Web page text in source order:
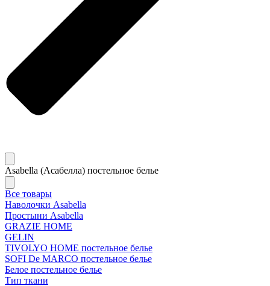
Asabella (Асабелла) постельное белье
Все товары
Наволочки Asabella
Простыни Asabella
GRAZIE HOME
GELIN
TIVOLYO HOME постельное белье
SOFI De MARCO постельное белье
Белое постельное белье
Тип ткани